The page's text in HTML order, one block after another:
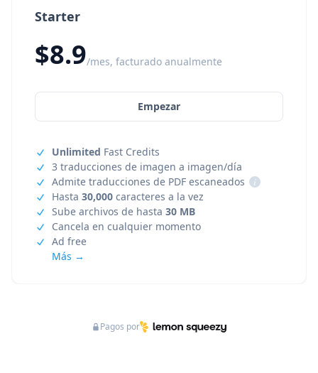
Starter
$8.9/mes, facturado anualmente
Empezar
Unlimited Fast Credits
3 traducciones de imagen a imagen/día
Admite traducciones de PDF escaneados
i
Hasta 30,000 caracteres a la vez
Sube archivos de hasta 30 MB
Cancela en cualquier momento
Ad free
Más →
Pagos por